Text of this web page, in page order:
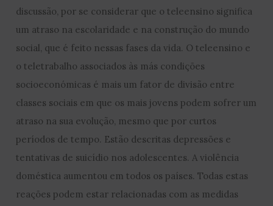
discussão, por se considerar que o teleensino significa
um atraso na escolaridade e na construção do mundo
social, que é feito nessas fases da vida. O teleensino e
o teletrabalho associados às más condições
socioeconómicas é mais um fator de divisão entre
classes sociais em que os mais jovens podem sofrer um
atraso na sua evolução, mesmo que por curtos
períodos de tempo. Estão descritas depressões e
tentativas de suicídio nos adolescentes. A violência
doméstica aumentou em todos os países. Todas estas
reações podem estar relacionadas com as medidas